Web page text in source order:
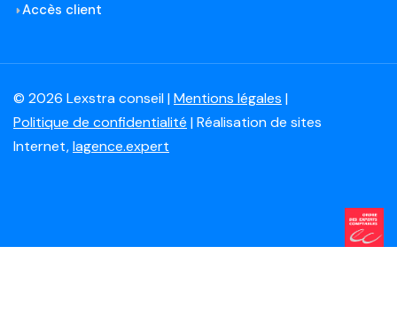
Accès client
© 2026 Lexstra conseil |Mentions légales |
Politique de confidentialité | Réalisation de sites
Internet,lagence.expert